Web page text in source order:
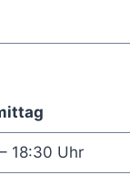
18:30 Uhr